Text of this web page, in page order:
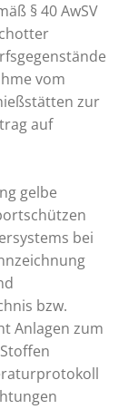
§ 40 AwSV
vom
zur
auf
gelbe
bei
bzw.
Anlagen zum